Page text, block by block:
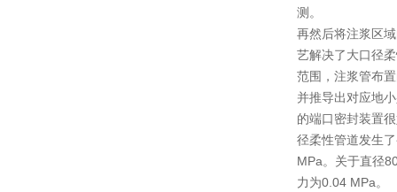
测。
再然后将注浆区
艺解决了大口径
范围，注浆管布
并推导出对应地
的端口密封装置
径柔性管道发生
MPa。关于直径
力为0.04 MPa。